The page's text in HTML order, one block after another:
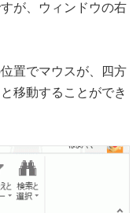
が、ウィンドウの右
置でマウスが、四方
移動することができ